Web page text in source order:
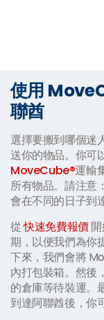
使用
聯酋
選擇要搬到哪個迷
送你的物品。你可
MoveCube®運輸
所有物品。請注意
會在不同的日子到
從快速免費報價開
期，以便我們為你
下來，我們會將
內打包裝箱。然後
的倉庫等待裝運。
到達阿聯酋後，你